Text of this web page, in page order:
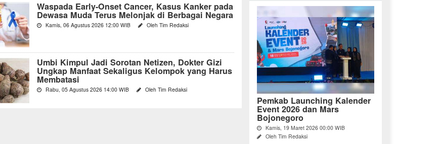
Waspada Early-Onset Cancer, Kasus Kanker pada
Dewasa Muda Terus Melonjak di Berbagai Negara
Kamis, 06 Agustus 2026 12:00 WIB Oleh Tim Redaksi
Umbi Kimpul Jadi Sorotan Netizen, Dokter Gizi
Ungkap Manfaat Sekaligus Kelompok yang Harus
Membatasi
Rabu, 05 Agustus 2026 14:00 WIB Oleh Tim Redaksi
Pemkab Launching Kalender
Event 2026 dan Mars
Bojonegoro
Kamis, 19 Maret 2026 00:00 WIB
Oleh Tim Redaksi